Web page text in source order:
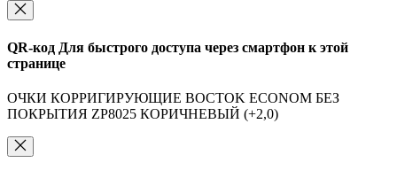
QR-код Для быстрого доступа через смартфон к этой
странице
ОЧКИ КОРРИГИРУЮЩИЕ BOCTOK ECONOM БЕЗ
ПОКРЫТИЯ ZP8025 КОРИЧНЕВЫЙ (+2,0)